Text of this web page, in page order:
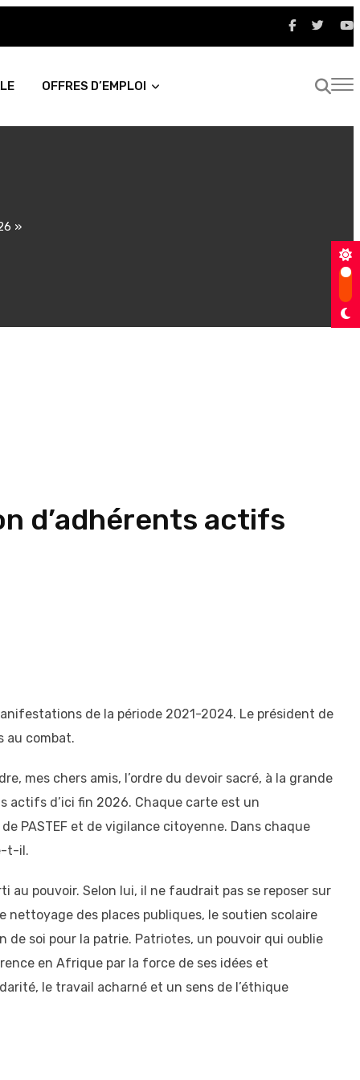
OFFRES D’EMPLOI
»
d’adhérents actifs
de la période 2021-2024. Le président de
au combat.
mes chers amis, l’ordre du devoir sacré, à la grande
actifs d’ici fin 2026. Chaque carte est un
PASTEF et de vigilance citoyenne. Dans chaque
t-il.
au pouvoir. Selon lui, il ne faudrait pas se reposer sur
nettoyage des places publiques, le soutien scolaire
soi pour la patrie. Patriotes, un pouvoir qui oublie
en Afrique par la force de ses idées et
le travail acharné et un sens de l’éthique